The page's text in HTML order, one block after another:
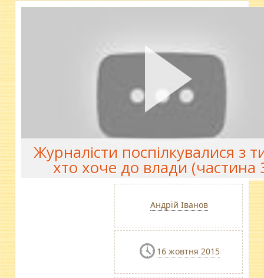
Журналісти поспілкувалися з
хто хоче до влади (частина
Андрій Іванов
16 жовтня 2015